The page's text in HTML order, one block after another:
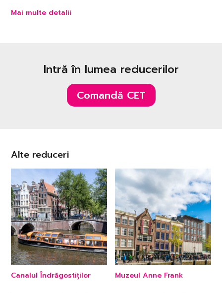
Mai multe detalii
Intră în lumea reducerilor
Comandă CET
Alte reduceri
Canalul Îndrăgostiților Muzeul Anne Frank